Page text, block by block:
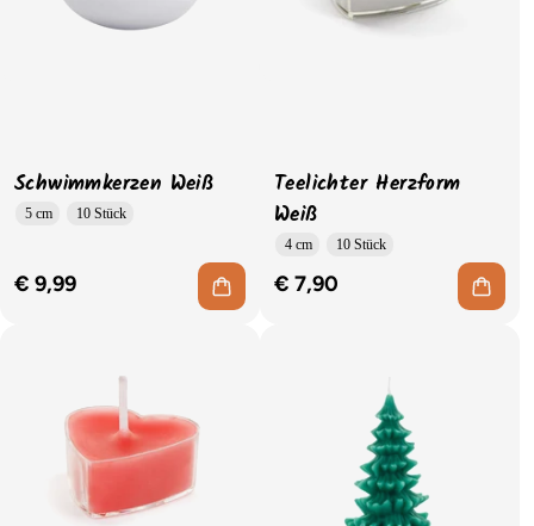
Schwimmkerzen Weiß
5 cm 10 Stück
€ 9,99
Teelichter Herzform
Weiß
4 cm 10 Stück
€ 7,90